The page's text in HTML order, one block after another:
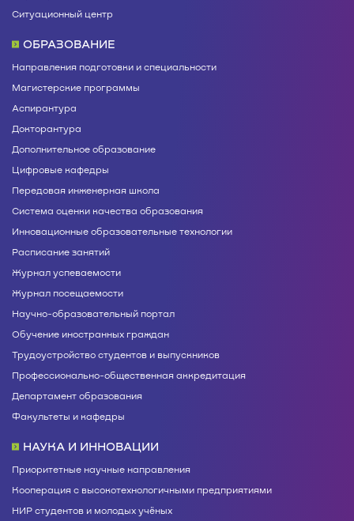
Ситуационный центр
ОБРАЗОВАНИЕ
Направления подготовки и специальности
Магистерские программы
Аспирантура
Докторантура
Дополнительное образование
Цифровые кафедры
Передовая инженерная школа
Система оценки качества образования
Инновационные образовательные технологии
Расписание занятий
Журнал успеваемости
Журнал посещаемости
Научно-образовательный портал
Обучение иностранных граждан
Трудоустройство студентов и выпускников
Профессионально-общественная аккредитация
Департамент образования
Факультеты и кафедры
НАУКА И ИННОВАЦИИ
Приоритетные научные направления
Кооперация с высокотехнологичными предприятиями
НИР студентов и молодых учёных